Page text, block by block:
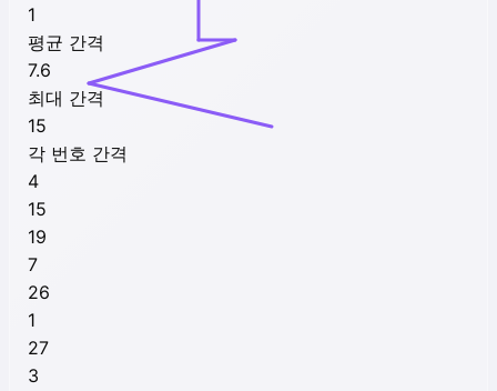
1
평균 간격
7.6
최대 간격
15
각 번호 간격
4
15
19
7
26
1
27
3